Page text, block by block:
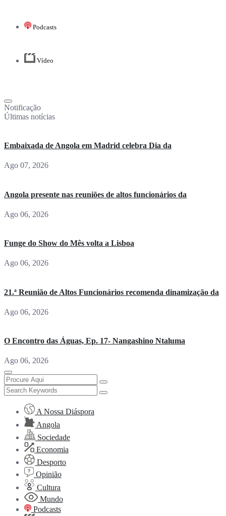
Podcasts
Vídeo
Notificação
Últimas notícias
Embaixada de Angola em Madrid celebra Dia da
Ago 07, 2026
Angola presente nas reuniões de altos funcionários da
Ago 06, 2026
Funge do Show do Mês volta a Lisboa
Ago 06, 2026
21.ª Reunião de Altos Funcionários recomenda dinamização da
Ago 06, 2026
O Encontro das Águas, Ep. 17- Nangashino Ntaluma
Ago 06, 2026
A Nossa Diáspora
Angola
Sociedade
Economia
Desporto
Opinião
Cultura
Mundo
Podcasts